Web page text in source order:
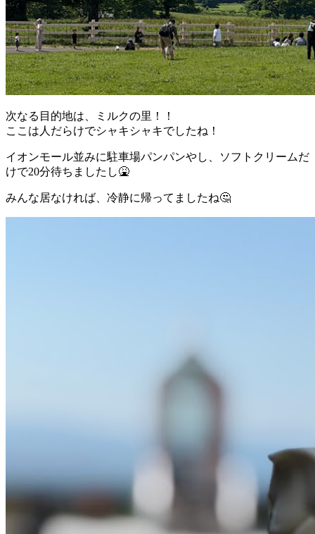
次なる目的地は、ミルクの里！！
ここは人だらけでシャキシャキでしたね！
イオンモール並みに駐車場パンパンやし、ソフトクリームだ
けで20分待ちましたし🤮
みんな居なければ、冷静に帰ってましたね🤔